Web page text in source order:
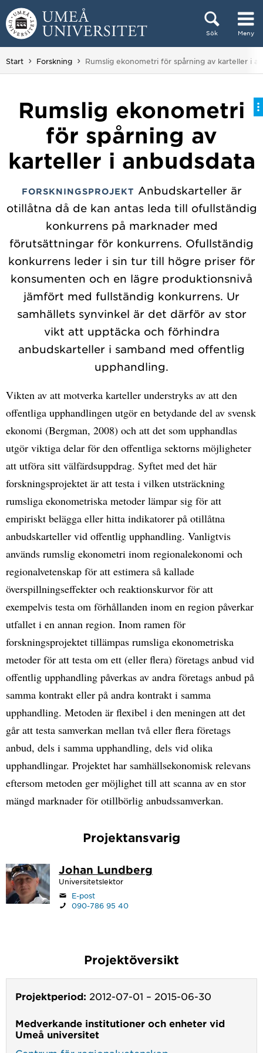
Hoppa direkt till innehållet
Sök Meny
Huvudmenyn dold.
Start Forskning Du är här:
Rumslig ekonometri för spårning av karteller i
Rumslig ekonometri
för spårning av
karteller i anbudsdata
FORSKNINGSPROJEKT Anbudskarteller är
otillåtna då de kan antas leda till ofullständig
konkurrens på marknader med
förutsättningar för konkurrens. Ofullständig
konkurrens leder i sin tur till högre priser för
konsumenten och en lägre produktionsnivå
jämfört med fullständig konkurrens. Ur
samhällets synvinkel är det därför av stor
vikt att upptäcka och förhindra
anbudskarteller i samband med offentlig
upphandling.
Vikten av att motverka karteller understryks av att den
offentliga upphandlingen utgör en betydande del av svensk
ekonomi (Bergman, 2008) och att det som upphandlas
utgör viktiga delar för den offentliga sektorns möjligheter
att utföra sitt välfärdsuppdrag. Syftet med det här
forskningsprojektet är att testa i vilken utsträckning
rumsliga ekonometriska metoder lämpar sig för att
empiriskt belägga eller hitta indikatorer på otillåtna
anbudskarteller vid offentlig upphandling. Vanligtvis
används rumslig ekonometri inom regionalekonomi och
regionalvetenskap för att estimera så kallade
överspillningseffekter och reaktionskurvor för att
exempelvis testa om förhållanden inom en region påverkar
utfallet i en annan region. Inom ramen för
forskningsprojektet tillämpas rumsliga ekonometriska
metoder för att testa om ett (eller flera) företags anbud vid
offentlig upphandling påverkas av andra företags anbud på
samma kontrakt eller på andra kontrakt i samma
upphandling. Metoden är flexibel i den meningen att det
går att testa samverkan mellan två eller flera företags
anbud, dels i samma upphandling, dels vid olika
upphandlingar. Projektet har samhällsekonomisk relevans
eftersom metoden ger möjlighet till att scanna av en stor
mängd marknader för otillbörlig anbudssamverkan.
Projektansvarig
Johan Lundberg
Universitetslektor
E-post
090-786 95 40
Projektöversikt
Projektperiod: 2012-07-01 – 2015-06-30
Medverkande institutioner och enheter vid
Umeå universitet